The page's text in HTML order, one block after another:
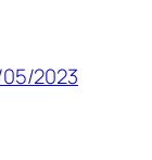
2023